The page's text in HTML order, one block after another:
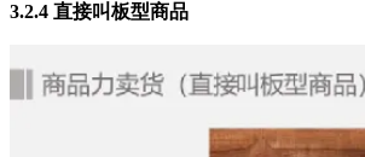
3.2.4 直接叫板型商品